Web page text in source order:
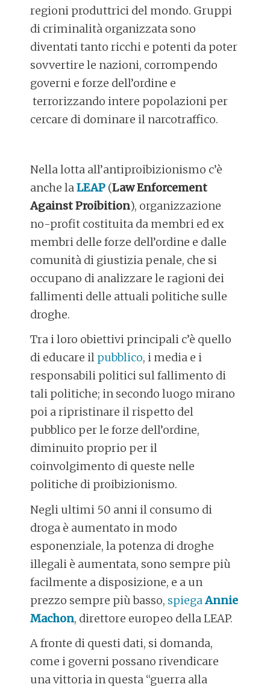
regioni produttrici del mondo. Gruppi
di criminalità organizzata sono
diventati tanto ricchi e potenti da poter
sovvertire le nazioni, corrompendo
governi e forze dell’ordine e
terrorizzando intere popolazioni per
cercare di dominare il narcotraffico.
Nella lotta all’antiproibizionismo c’è
anche laLEAP (Law Enforcement
Against Proibition), organizzazione
no-profit costituita da membri ed ex
membri delle forze dell’ordine e dalle
comunità di giustizia penale, che si
occupano di analizzare le ragioni dei
fallimenti delle attuali politiche sulle
droghe.
Tra i loro obiettivi principali c’è quello
di educare il pubblico, i media e i
responsabili politici sul fallimento di
tali politiche; in secondo luogo mirano
poi a ripristinare il rispetto del
pubblico per le forze dell’ordine,
diminuito proprio per il
coinvolgimento di queste nelle
politiche di proibizionismo.
Negli ultimi 50 anni il consumo di
droga è aumentato in modo
esponenziale, la potenza di droghe
illegali è aumentata, sono sempre più
facilmente a disposizione, e a un
prezzo sempre più basso, spiegaAnnie
Machon, direttore europeo della LEAP.
A fronte di questi dati, si domanda,
come i governi possano rivendicare
una vittoria in questa “guerra alla